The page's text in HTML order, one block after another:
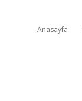
Anasayfa